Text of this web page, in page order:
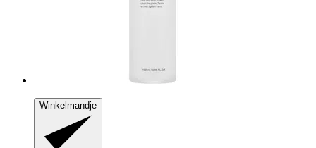
Winkelmandje